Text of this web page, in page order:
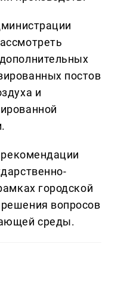
постов
и
городской
вопросов
среды.